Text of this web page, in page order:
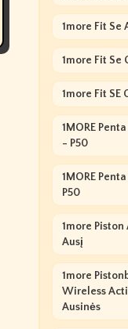
1more Fit Se
1more Fit Se
1more Fit SE
1MORE
- P50
1MORE
P50
1more Piston
Ausį
1more
Wireless
Ausinės